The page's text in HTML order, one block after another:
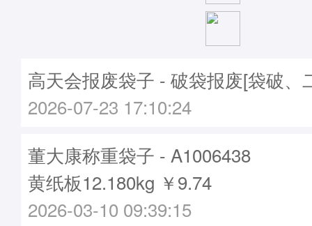
高天会报废袋子 - 破袋报废[袋破、
2026-07-23 17:10:24
董大康称重袋子 - A1006438
黄纸板12.180kg ￥9.74
2026-03-10 09:39:15